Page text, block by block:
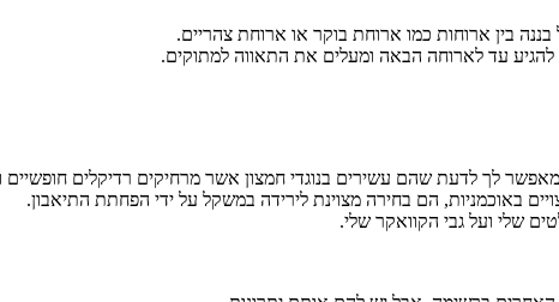
בין ארוחות כמו ארוחת בוקר או ארוחת צהריים.
להגיע עד לארוחה הבאה ומעלים את התאווה למתוקים.
לך לדעת שהם עשירים בנוגדי חמצון אשר מרחיקים רדיקלים חופשיים
באוכמניות, הם בחירה מצוינת לירידה במשקל על ידי הפחתת התיאבון.
שלי ועל גבי הקוואקר שלי.